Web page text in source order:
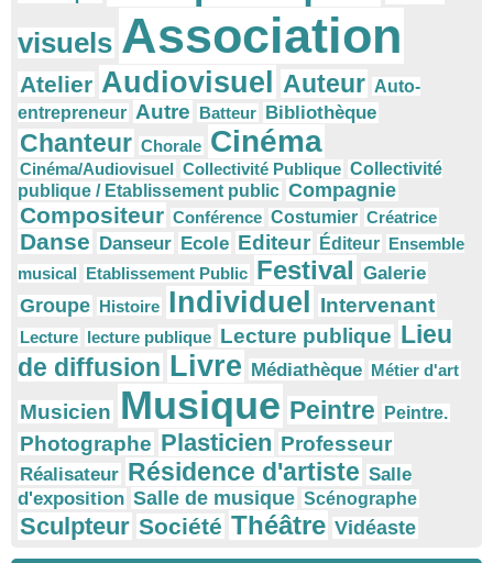
visuels Association
Atelier Audiovisuel Auteur Auto-
entrepreneur Autre Batteur Bibliothèque
Chanteur Chorale Cinéma
Cinéma/Audiovisuel Collectivité Publique Collectivité
publique / Etablissement public Compagnie
Compositeur Conférence Costumier Créatrice
Danse Danseur Ecole Editeur Éditeur Ensemble
musical Etablissement Public Festival Galerie
Groupe Histoire Individuel Intervenant
Lecture lecture publique Lecture publique Lieu
de diffusion Livre Médiathèque Métier d'art
Musicien Musique Peintre Peintre.
Photographe Plasticien Professeur
Réalisateur Résidence d'artiste Salle
d'exposition Salle de musique Scénographe
Sculpteur Société Théâtre Vidéaste